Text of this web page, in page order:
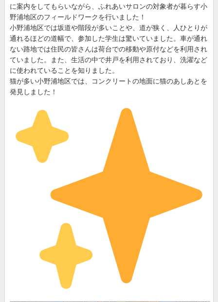
に案内をしてもらいながら、ふれあいサロンの対象者が暮らす小
野浦地区のフィールドワークを行いました！
小野浦地区では坂道や階段が多いことや、道が狭く、人ひとりが
通れるほどの道幅で、参加した学生は驚いていました。車が通れ
ない路地では住民の皆さんは荷台での移動や原付などを利用され
ていました。また、生活の中で井戸を利用されており、洗濯など
に使われていることを知りました。
猫が多い小野浦地区では、コンクリートの地面に猫のあしあとを
発見しました！